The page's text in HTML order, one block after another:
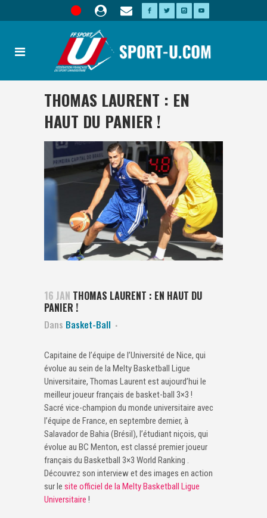
THOMAS LAURENT : EN
HAUT DU PANIER !
16 JAN THOMAS LAURENT : EN HAUT DU
PANIER !
Dans Basket-Ball
Capitaine de l’équipe de l’Université de Nice, qui
évolue au sein de la Melty Basketball Ligue
Universitaire, Thomas Laurent est aujourd’hui le
meilleur joueur français de basket-ball 3×3 !
Sacré vice-champion du monde universitaire avec
l’équipe de France, en septembre dernier, à
Salavador de Bahia (Brésil), l’étudiant niçois, qui
évolue au BC Menton, est classé premier joueur
français du Basketball 3×3 World Ranking .
Découvrez son interview et des images en action
sur le site officiel de la Melty Basketball Ligue
Universitaire !